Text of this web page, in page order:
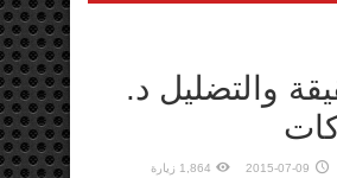
والتضليل د.
2015-07-09 1,864 زيارة